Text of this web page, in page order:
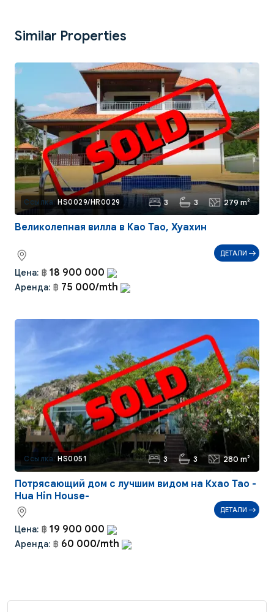
Similar Properties
Ссылка: HS0029/HR0029 3 3 279 m²
Великолепная вилла в Као Тао, Хуахин
Цена: ฿ 18 900 000
Аренда: ฿ 75 000/mth
ДЕТАЛИ
Ссылка: HS0051 3 3 280 m²
Потрясающий дом с лучшим видом на Кхао Тао -
Hua Hin House-
Цена: ฿ 19 900 000
Аренда: ฿ 60 000/mth
ДЕТАЛИ